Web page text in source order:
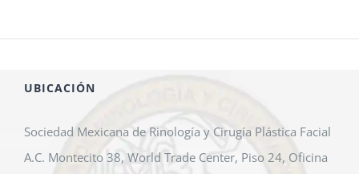
UBICACIÓN
Sociedad Mexicana de Rinología y Cirugía Plástica Facial
A.C. Montecito 38, World Trade Center, Piso 24, Oficina